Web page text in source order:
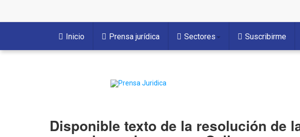
Inicio Prensa jurídica Sectores Suscribirme
Disponible texto de la resolución de